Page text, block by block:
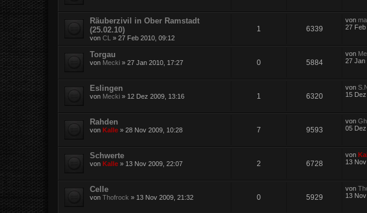
Räuberzivil in Ober Ramstadt
(25.02.10)
von CL » 27 Feb 2010, 09:12
1 6339
von
27
Torgau
von Mecki » 27 Jan 2010, 17:27 0 5884
von
27 Jan
Eslingen
von Mecki » 12 Dez 2009, 13:16 1 6320
von
15
Rahden
von Kalle » 28 Nov 2009, 10:28 7 9593
von
05
Schwerte
von Kalle » 13 Nov 2009, 22:07 2 6728
von
13
Celle
von Thofrock » 13 Nov 2009, 21:32 0 5929
von
13